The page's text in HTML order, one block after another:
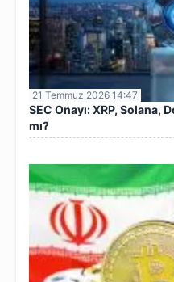
21 Temmuz 2026 14:47
SEC Onayı: XRP, Solana,
mı?